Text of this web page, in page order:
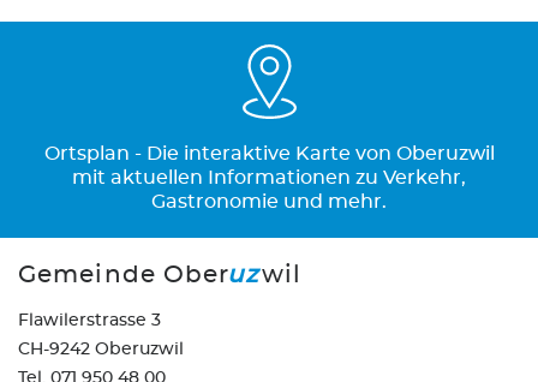
Ortsplan - Die interaktive Karte von Oberuzwil
mit aktuellen Informationen zu Verkehr,
Gastronomie und mehr.
Gemeinde Oberuzwil
Flawilerstrasse 3
CH-9242 Oberuzwil
Tel. 071 950 48 00